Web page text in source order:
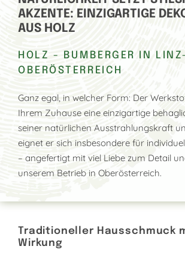
AKZENTE: EINZIGARTIGE
AUS HOLZ
HOLZ - BUMBERGER IN
OBERÖSTERREICH
Ganz egal, in welcher Form: Der
Ihrem Zuhause eine einzigartige
seiner natürlichen Ausstrahlungskraft
eignet er sich insbesondere für
– angefertigt mit viel Liebe zum Detail
unserem Betrieb in Oberösterreich.
Traditioneller Hausschmuck
Wirkung